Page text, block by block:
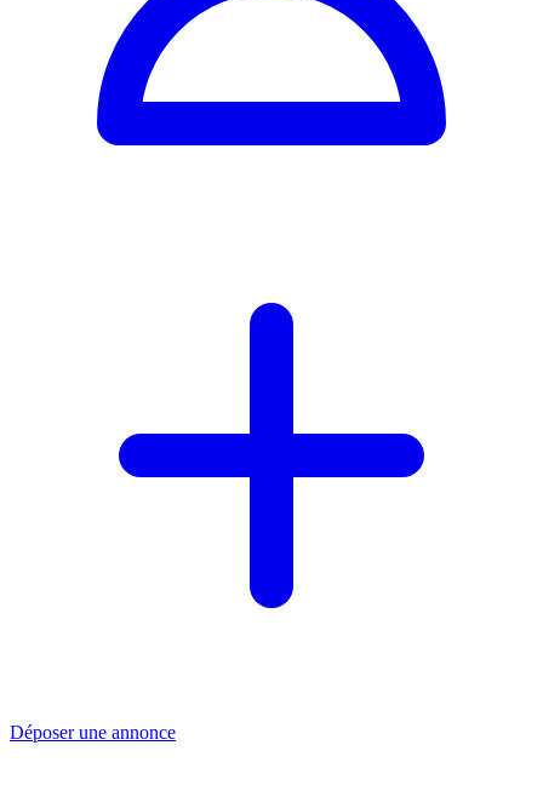
Déposer une annonce